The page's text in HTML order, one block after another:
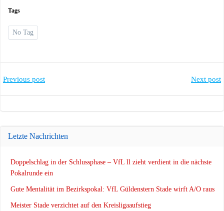
Tags
No Tag
Post
Previous post Next post
Letzte Nachrichten
Doppelschlag in der Schlussphase – VfL ll zieht verdient in die nächste
Pokalrunde ein
Gute Mentalität im Bezirkspokal: VfL Güldenstern Stade wirft A/O raus
Meister Stade verzichtet auf den Kreisligaaufstieg